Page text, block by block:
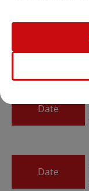
Date
Date